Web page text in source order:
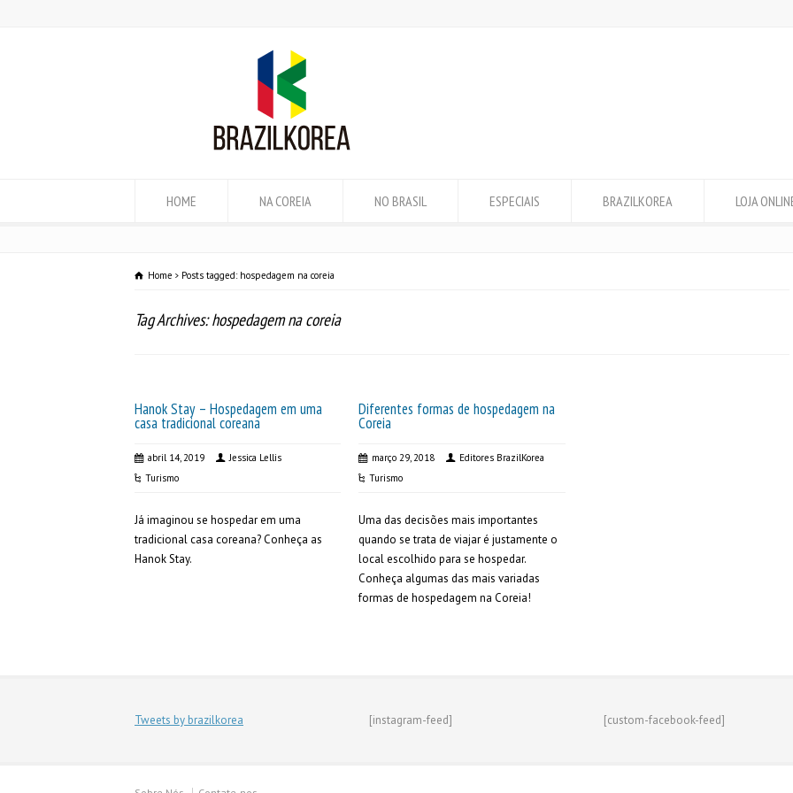
HOME NA COREIA NO BRASIL ESPECIAIS BRAZILKOREA LOJA
Home Posts tagged: hospedagem na coreia
Tag Archives: hospedagem na coreia
Hanok Stay – Hospedagem em uma
casa tradicional coreana
abril 14, 2019
Jessica Lellis
Turismo
Já imaginou se hospedar em uma
tradicional casa coreana? Conheça as
Hanok Stay.
Diferentes formas de hospedagem na
Coreia
março 29, 2018
Editores BrazilKorea
Turismo
Uma das decisões mais importantes
quando se trata de viajar é justamente o
local escolhido para se hospedar.
Conheça algumas das mais variadas
formas de hospedagem na Coreia!
Tweets by brazilkorea [instagram-feed] [custom-facebook-feed]